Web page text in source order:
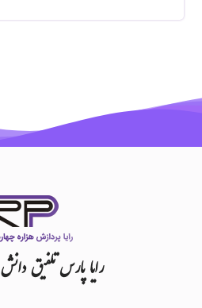
رایاپارستلفیقدانش